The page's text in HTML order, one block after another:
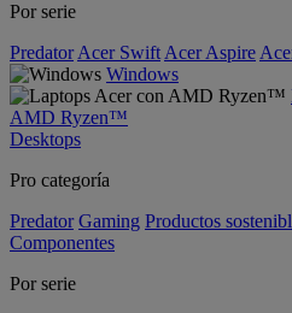
Por serie
Predator Acer Swift Acer Aspire
Windows
AMD Ryzen™
Desktops
Pro categoría
Predator Gaming Productos
Componentes
Por serie